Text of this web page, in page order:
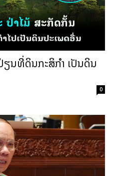
ຽນທີ່ດິນກະສິກຳ ເປັນດິນ
0